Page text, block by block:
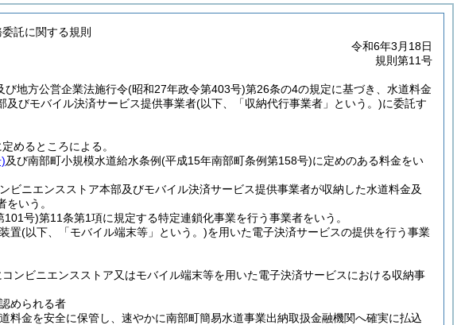
託に関する規則
令和6年3月18日
規則第11号
び地方公営企業法施行令(昭和27年政令第403号)第26条の4の規定に基づき、水道料金
及びモバイル決済サービス提供事業者(以下、「収納代行事業者」という。)に委託す
定めるところによる。
及び南部町小規模水道給水条例(平成15年南部町条例第158号)に定めのある料金をい
ニエンスストア本部及びモバイル決済サービス提供事業者が収納した水道料金及
いう。
101号)第11条第1項に規定する特定連鎖化事業を行う事業者をいう。
置(以下、「モバイル端末等」という。)を用いた電子決済サービスの提供を行う事業
ンビニエンスストア又はモバイル端末等を用いた電子決済サービスにおける収納事
められる者
料金を安全に保管し、速やかに南部町簡易水道事業出納取扱金融機関へ確実に払込